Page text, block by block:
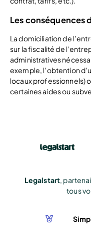
Les conséquences
La domiciliation de
sur la fiscalité de
administratives
exemple, l’obtention
locaux professionnels)
certaines aides ou
Legalstart,
tous